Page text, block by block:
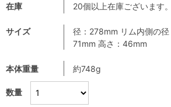
数量
在庫 20個以上在庫ございます。
サイズ
径：278mm リム内側の径
71mm 高さ：46mm
本体重量 約748g